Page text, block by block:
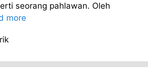
seorang pahlawan. Oleh
more